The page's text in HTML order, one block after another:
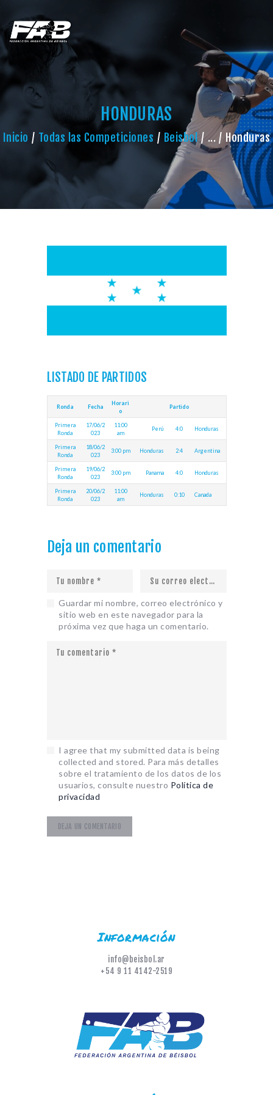
HONDURAS
Inicio Todas las Competiciones Beisbol ... Honduras
LISTADO DE PARTIDOS
Ronda Fecha
Horari
o
Partido
Primera
Ronda
17/06/2
023
11:00
am
Perú 4:0 Honduras
Primera
Ronda
18/06/2
023
3:00 pm Honduras 2:4 Argentina
Primera
Ronda
19/06/2
023
3:00 pm Panama 4:0 Honduras
Primera
Ronda
20/06/2
023
11:00
am
Honduras 0:10 Canada
Deja un comentario
Guardar mi nombre, correo electrónico y
sitio web en este navegador para la
próxima vez que haga un comentario.
I agree that my submitted data is being
collected and stored. Para más detalles
sobre el tratamiento de los datos de los
usuarios, consulte nuestro Política de
privacidad
Información
info@beisbol.ar
+54 9 11 4142-2519